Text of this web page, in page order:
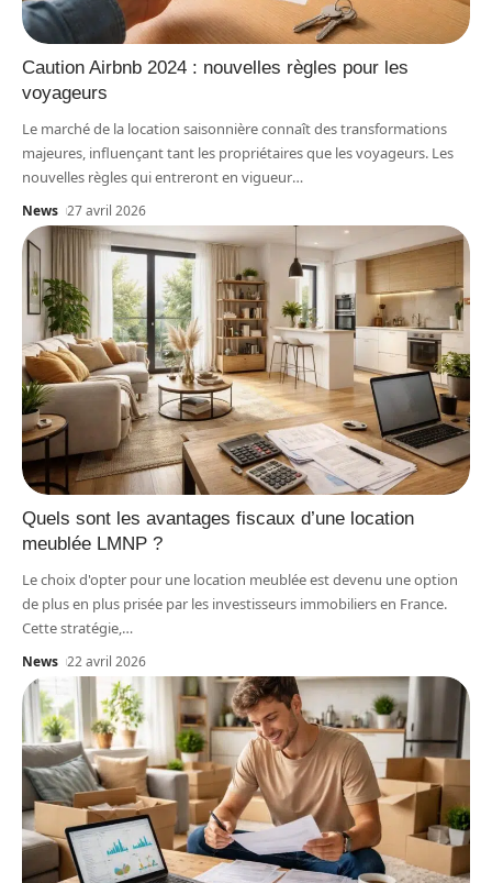
Caution Airbnb 2024 : nouvelles règles pour les
voyageurs
Le marché de la location saisonnière connaît des transformations
majeures, influençant tant les propriétaires que les voyageurs. Les
nouvelles règles qui entreront en vigueur…
News 27 avril 2026
Quels sont les avantages fiscaux d’une location
meublée LMNP ?
Le choix d'opter pour une location meublée est devenu une option
de plus en plus prisée par les investisseurs immobiliers en France.
Cette stratégie,…
News 22 avril 2026